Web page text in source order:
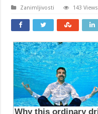
Zanimljivosti 143 Views